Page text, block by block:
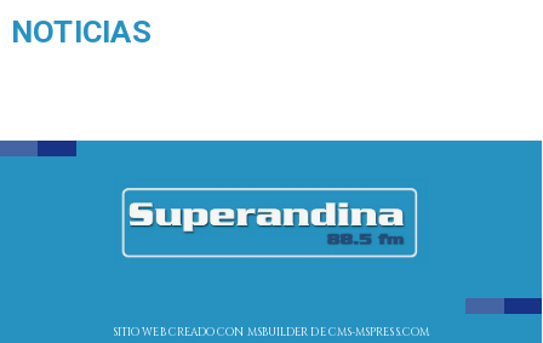
NOTICIAS
SITIO WEB CREADO CON MSBUILDER DE CMS-MSPRESS.COM